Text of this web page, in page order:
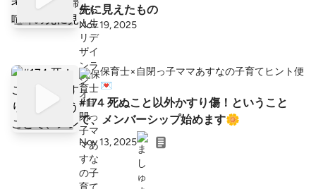
先に見えたもの
Nov 19, 2025
保育士×自閉っ子ママあすなの子育てヒント便
💌
#174 死ぬこと以外かすり傷！ということ
で、メンバーシップ始めます🌼
Nov 13, 2025